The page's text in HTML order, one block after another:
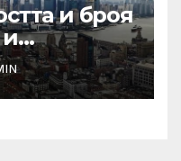
и броя
и
по